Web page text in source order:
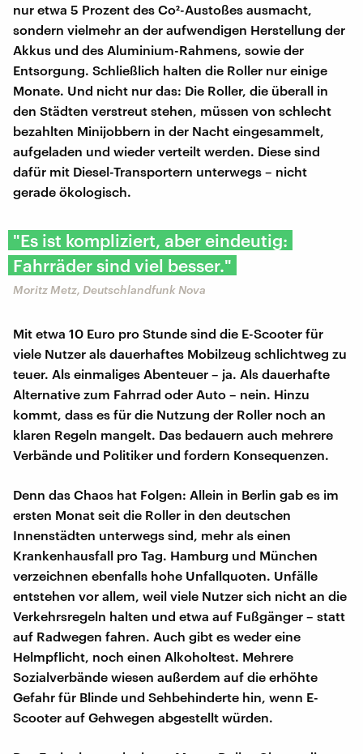
nur etwa 5 Prozent des Co²-Austoßes ausmacht,
sondern vielmehr an der aufwendigen Herstellung der
Akkus und des Aluminium-Rahmens, sowie der
Entsorgung. Schließlich halten die Roller nur einige
Monate. Und nicht nur das: Die Roller, die überall in
den Städten verstreut stehen, müssen von schlecht
bezahlten Minijobbern in der Nacht eingesammelt,
aufgeladen und wieder verteilt werden. Diese sind
dafür mit Diesel-Transportern unterwegs – nicht
gerade ökologisch.
"Es ist kompliziert, aber eindeutig:
Fahrräder sind viel besser."
Moritz Metz, Deutschlandfunk Nova
Mit etwa 10 Euro pro Stunde sind die E-Scooter für
viele Nutzer als dauerhaftes Mobilzeug schlichtweg zu
teuer. Als einmaliges Abenteuer – ja. Als dauerhafte
Alternative zum Fahrrad oder Auto – nein. Hinzu
kommt, dass es für die Nutzung der Roller noch an
klaren Regeln mangelt. Das bedauern auch mehrere
Verbände und Politiker und fordern Konsequenzen.
Denn das Chaos hat Folgen: Allein in Berlin gab es im
ersten Monat seit die Roller in den deutschen
Innenstädten unterwegs sind, mehr als einen
Krankenhausfall pro Tag. Hamburg und München
verzeichnen ebenfalls hohe Unfallquoten. Unfälle
entstehen vor allem, weil viele Nutzer sich nicht an die
Verkehrsregeln halten und etwa auf Fußgänger – statt
auf Radwegen fahren. Auch gibt es weder eine
Helmpflicht, noch einen Alkoholtest. Mehrere
Sozialverbände wiesen außerdem auf die erhöhte
Gefahr für Blinde und Sehbehinderte hin, wenn E-
Scooter auf Gehwegen abgestellt würden.